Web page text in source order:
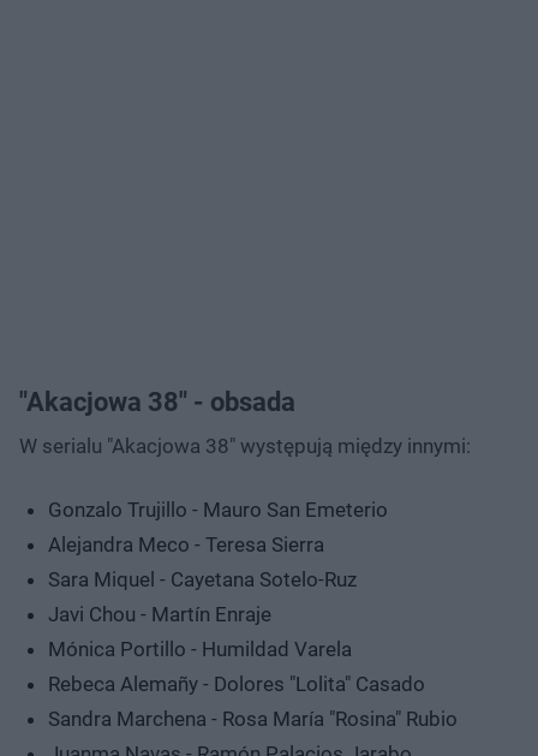
"Akacjowa 38" - obsada
W serialu "Akacjowa 38" występują między innymi:
Gonzalo Trujillo - Mauro San Emeterio
Alejandra Meco - Teresa Sierra
Sara Miquel - Cayetana Sotelo-Ruz
Javi Chou - Martín Enraje
Mónica Portillo - Humildad Varela
Rebeca Alemañy - Dolores "Lolita" Casado
Sandra Marchena - Rosa María "Rosina" Rubio